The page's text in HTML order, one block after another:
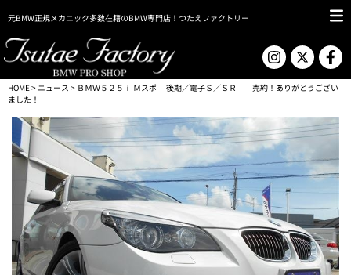
元BMW正規メカニック多数在籍のBMW専門店！つたえファクトリー
HOME> ニュース > ＢＭＷ５２５ｉ Ｍスポ 後期／電子Ｓ／ＳＲ 売約！ありがとうござい
ました！